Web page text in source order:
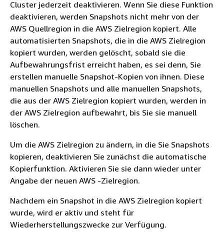
Cluster jederzeit deaktivieren. Wenn Sie diese Funktion
deaktivieren, werden Snapshots nicht mehr von der
AWS Quellregion in die AWS Zielregion kopiert. Alle
automatisierten Snapshots, die in die AWS Zielregion
kopiert wurden, werden gelöscht, sobald sie die
Aufbewahrungsfrist erreicht haben, es sei denn, Sie
erstellen manuelle Snapshot-Kopien von ihnen. Diese
manuellen Snapshots und alle manuellen Snapshots,
die aus der AWS Zielregion kopiert wurden, werden in
der AWS Zielregion aufbewahrt, bis Sie sie manuell
löschen.
Um die AWS Zielregion zu ändern, in die Sie Snapshots
kopieren, deaktivieren Sie zunächst die automatische
Kopierfunktion. Aktivieren Sie sie dann wieder unter
Angabe der neuen AWS -Zielregion.
Nachdem ein Snapshot in die AWS Zielregion kopiert
wurde, wird er aktiv und steht für
Wiederherstellungszwecke zur Verfügung.